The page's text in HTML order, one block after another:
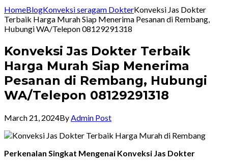
HomeBlogKonveksi seragam DokterKonveksi Jas Dokter
Terbaik Harga Murah Siap Menerima Pesanan di Rembang,
Hubungi WA/Telepon 08129291318
Konveksi Jas Dokter Terbaik
Harga Murah Siap Menerima
Pesanan di Rembang, Hubungi
WA/Telepon 08129291318
March 21, 2024By Admin Post
Perkenalan Singkat Mengenai Konveksi Jas Dokter